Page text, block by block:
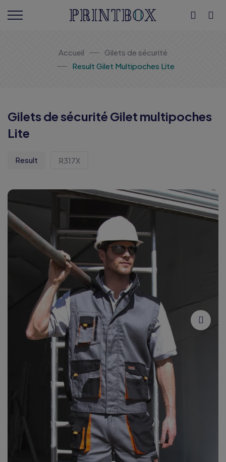
Accueil
Gilets de sécurité
Result Gilet Multipoches Lite
Gilets de sécurité Gilet multipoches
Lite
Result R317X